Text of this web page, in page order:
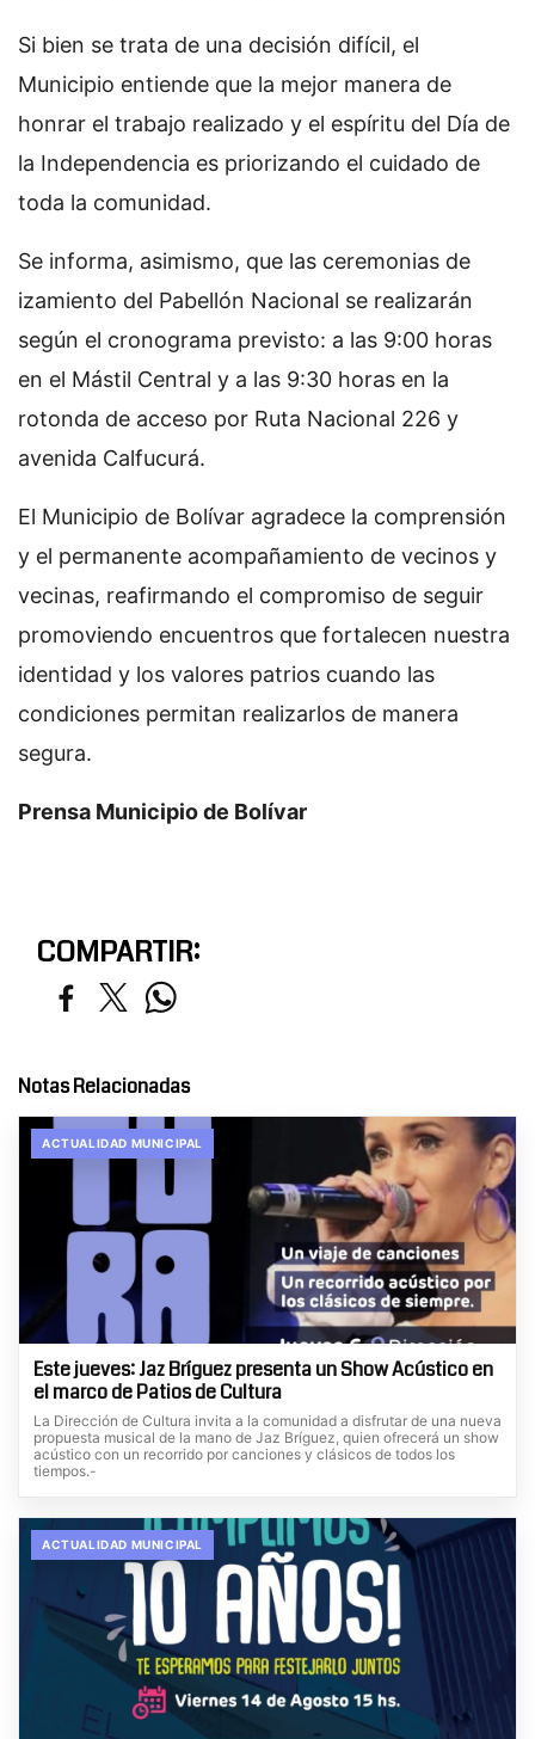
Si bien se trata de una decisión difícil, el
Municipio entiende que la mejor manera de
honrar el trabajo realizado y el espíritu del Día de
la Independencia es priorizando el cuidado de
toda la comunidad.
Se informa, asimismo, que las ceremonias de
izamiento del Pabellón Nacional se realizarán
según el cronograma previsto: a las 9:00 horas
en el Mástil Central y a las 9:30 horas en la
rotonda de acceso por Ruta Nacional 226 y
avenida Calfucurá.
El Municipio de Bolívar agradece la comprensión
y el permanente acompañamiento de vecinos y
vecinas, reafirmando el compromiso de seguir
promoviendo encuentros que fortalecen nuestra
identidad y los valores patrios cuando las
condiciones permitan realizarlos de manera
segura.
Prensa Municipio de Bolívar
COMPARTIR:
Notas Relacionadas
ACTUALIDAD MUNICIPAL
Este jueves: Jaz Bríguez presenta un Show Acústico en
el marco de Patios de Cultura
La Dirección de Cultura invita a la comunidad a disfrutar de una nueva
propuesta musical de la mano de Jaz Bríguez, quien ofrecerá un show
acústico con un recorrido por canciones y clásicos de todos los
tiempos.-
ACTUALIDAD MUNICIPAL